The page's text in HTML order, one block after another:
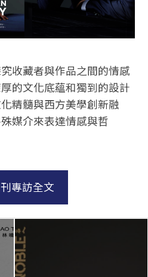
收藏者與作品之間的情感
的文化底蘊和獨到的設計
精髓與西方美學創新融
媒介來表達情感與哲
專訪全文